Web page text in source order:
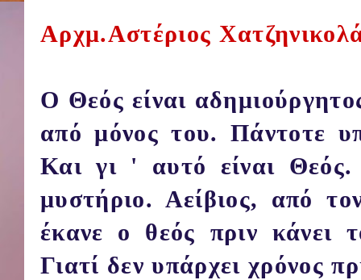
Αρχμ.Αστέριος
Ο Θεός είναι
από μόνος του. Πάντοτε
Και γι ' αυτό είναι Θεός.
μυστήριο. Αείβιος, από
έκανε ο θεός πριν κάνει
Γιατί δεν υπάρχει χρόνος